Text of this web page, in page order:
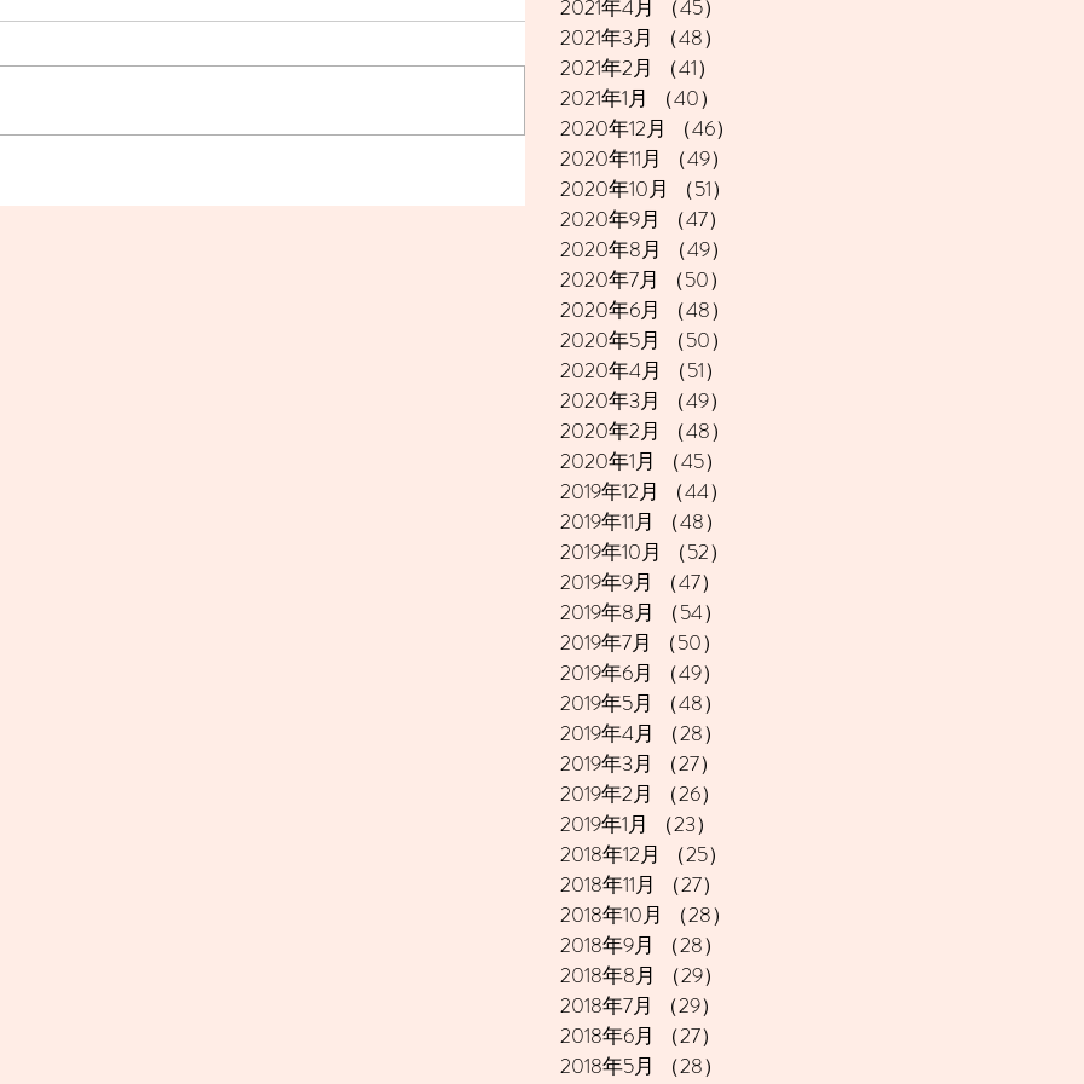
2021年4月
（45）
2021年3月
（48）
2021年2月
（41）
2021年1月
（40）
2020年12月
（46）
2020年11月
（49）
2020年10月
（51）
2020年9月
（47）
2020年8月
（49）
2020年7月
（50）
2020年6月
（48）
2020年5月
（50）
2020年4月
（51）
2020年3月
（49）
2020年2月
（48）
2020年1月
（45）
2019年12月
（44）
2019年11月
（48）
2019年10月
（52）
2019年9月
（47）
2019年8月
（54）
2019年7月
（50）
2019年6月
（49）
2019年5月
（48）
2019年4月
（28）
2019年3月
（27）
2019年2月
（26）
2019年1月
（23）
2018年12月
（25）
2018年11月
（27）
2018年10月
（28）
2018年9月
（28）
2018年8月
（29）
2018年7月
（29）
2018年6月
（27）
2018年5月
（28）